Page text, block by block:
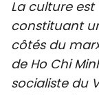
La culture
constituant
côtés du
de Ho Chi
socialiste du